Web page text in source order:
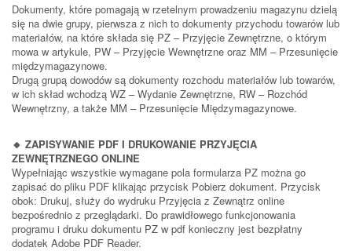
Dokumenty, które pomagają w rzetelnym prowadzeniu magazynu dzielą
się na dwie grupy, pierwsza z nich to dokumenty przychodu towarów lub
materiałów, na które składa się PZ – Przyjęcie Zewnętrzne, o którym
mowa w artykule, PW – Przyjęcie Wewnętrzne oraz MM – Przesunięcie
międzymagazynowe.
Drugą grupą dowodów są dokumenty rozchodu materiałów lub towarów,
w ich skład wchodzą WZ – Wydanie Zewnętrzne, RW – Rozchód
Wewnętrzny, a także MM – Przesunięcie Międzymagazynowe.
🔸 ZAPISYWANIE PDF I DRUKOWANIE PRZYJĘCIA
ZEWNĘTRZNEGO ONLINE
Wypełniając wszystkie wymagane pola formularza PZ można go
zapisać do pliku PDF klikając przycisk Pobierz dokument. Przycisk
obok: Drukuj, służy do wydruku Przyjęcia z Zewnątrz online
bezpośrednio z przeglądarki. Do prawidłowego funkcjonowania
programu i druku dokumentu PZ w pdf konieczny jest bezpłatny
dodatek Adobe PDF Reader.